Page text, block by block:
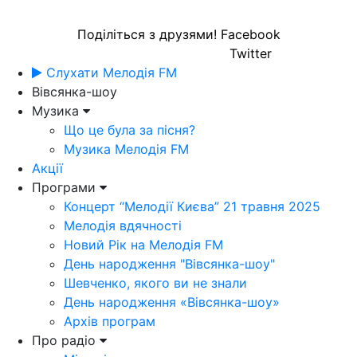
Поділіться з друзями! Facebook
Twitter
Слухати Мелодія FM
Вівсянка-шоу
Музика
Що це була за пісня?
Музика Мелодія FM
Акції
Програми
Концерт “Мелодії Києва” 21 травня 2025
Мелодія вдячності
Новий Рік на Мелодія FM
День народження "Вівсянка-шоу"
Шевченко, якого ви не знали
День народження «Вівсянка-шоу»
Архів програм
Про радіо